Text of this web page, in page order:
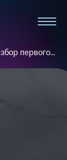
The Sinking City 2: разбор первого геймплея и чего ждать от нового лавкрафт-хоррора